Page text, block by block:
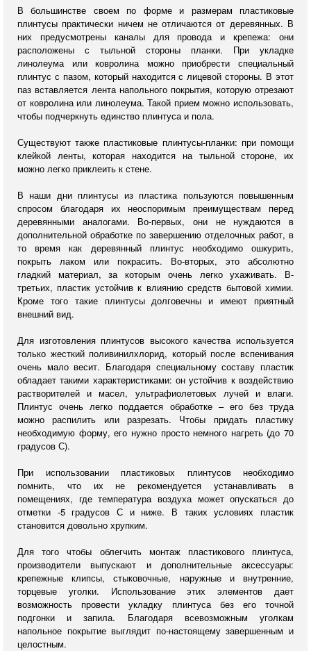
В большинстве своем по форме и размерам пластиковые
плинтусы практически ничем не отличаются от деревянных. В
них предусмотрены каналы для провода и крепежа: они
расположены с тыльной стороны планки. При укладке
линолеума или ковролина можно приобрести специальный
плинтус с пазом, который находится с лицевой стороны. В этот
паз вставляется лента напольного покрытия, которую отрезают
от ковролина или линолеума. Такой прием можно использовать,
чтобы подчеркнуть единство плинтуса и пола.
Существуют также пластиковые плинтусы-планки: при помощи
клейкой ленты, которая находится на тыльной стороне, их
можно легко приклеить к стене.
В наши дни плинтусы из пластика пользуются повышенным
спросом благодаря их неоспоримым преимуществам перед
деревянными аналогами. Во-первых, они не нуждаются в
дополнительной обработке по завершению отделочных работ, в
то время как деревянный плинтус необходимо ошкурить,
покрыть лаком или покрасить. Во-вторых, это абсолютно
гладкий материал, за которым очень легко ухаживать. В-
третьих, пластик устойчив к влиянию средств бытовой химии.
Кроме того такие плинтусы долговечны и имеют приятный
внешний вид.
Для изготовления плинтусов высокого качества используется
только жесткий поливинилхлорид, который после вспенивания
очень мало весит. Благодаря специальному составу пластик
обладает такими характеристиками: он устойчив к воздействию
растворителей и масел, ультрафиолетовых лучей и влаги.
Плинтус очень легко поддается обработке – его без труда
можно распилить или разрезать. Чтобы придать пластику
необходимую форму, его нужно просто немного нагреть (до 70
градусов С).
При использовании пластиковых плинтусов необходимо
помнить, что их не рекомендуется устанавливать в
помещениях, где температура воздуха может опускаться до
отметки -5 градусов С и ниже. В таких условиях пластик
становится довольно хрупким.
Для того чтобы облегчить монтаж пластикового плинтуса,
производители выпускают и дополнительные аксессуары:
крепежные клипсы, стыковочные, наружные и внутренние,
торцевые уголки. Использование этих элементов дает
возможность провести укладку плинтуса без его точной
подгонки и запила. Благодаря всевозможным уголкам
напольное покрытие выглядит по-настоящему завершенным и
целостным.